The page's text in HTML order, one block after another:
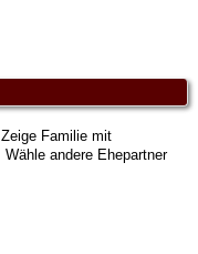
Zeige Familie mit
Wähle andere Ehepartner